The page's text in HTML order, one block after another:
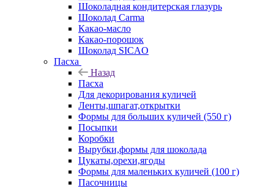
Шоколадная кондитерская глазурь
Шоколад Carma
Какао-масло
Какао-порошок
Шоколад SICAO
Пасха
Назад
Пасха
Для декорирования куличей
Ленты,шпагат,открытки
Формы для больших куличей (550 г)
Посыпки
Коробки
Вырубки,формы для шоколада
Цукаты,орехи,ягоды
Формы для маленьких куличей (100 г)
Пасочницы